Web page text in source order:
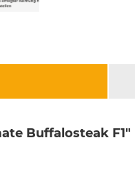
Buffalosteak F1"